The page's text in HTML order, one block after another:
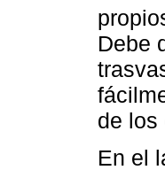
Debe
de los
En el